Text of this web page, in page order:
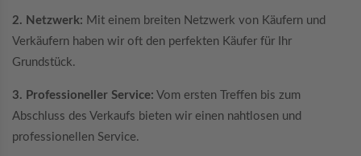
2. Netzwerk: Mit einem breiten Netzwerk von Käufern und
Verkäufern haben wir oft den perfekten Käufer für Ihr
Grundstück.
3. Professioneller Service: Vom ersten Treffen bis zum
Abschluss des Verkaufs bieten wir einen nahtlosen und
professionellen Service.